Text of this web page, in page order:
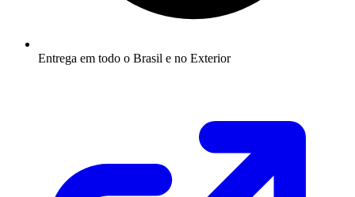
Entrega em todo o Brasil e no Exterior